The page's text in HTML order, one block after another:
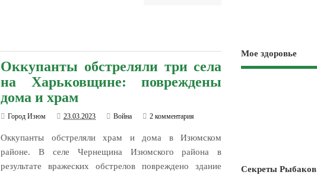
Оккупанты обстреляли три села
на Харьковщине: повреждены
дома и храм
Город Изюм 23.03.2023 Война 2 комментария
Оккупанты обстреляли храм и дома в Изюмском
районе. В селе Чернещина Изюмского района в
результате вражеских обстрелов повреждено здание
Мое здоровье
Секреты Рыбаков